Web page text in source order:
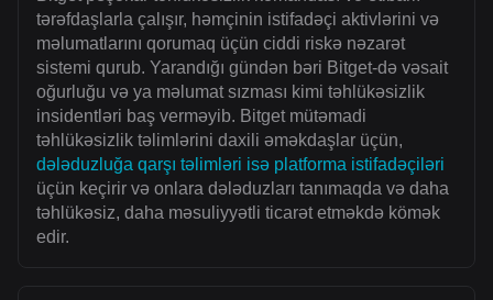
tərəfdaşlarla çalışır, həmçinin istifadəçi aktivlərini və
məlumatlarını qorumaq üçün ciddi riskə nəzarət
sistemi qurub. Yarandığı gündən bəri Bitget-də vəsait
oğurluğu və ya məlumat sızması kimi təhlükəsizlik
insidentləri baş verməyib. Bitget mütəmadi
təhlükəsizlik təlimlərini daxili əməkdaşlar üçün,
dələduzluğa qarşı təlimləri isə platforma istifadəçiləri
üçün keçirir və onlara dələduzları tanımaqda və daha
təhlükəsiz, daha məsuliyyətli ticarət etməkdə kömək
edir.